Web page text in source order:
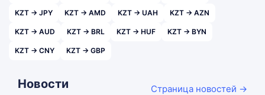
KZT → JPY KZT → AMD KZT → UAH KZT → AZN
KZT → AUD KZT → BRL KZT → HUF KZT → BYN
KZT → CNY KZT → GBP
Новости Страница новостей →